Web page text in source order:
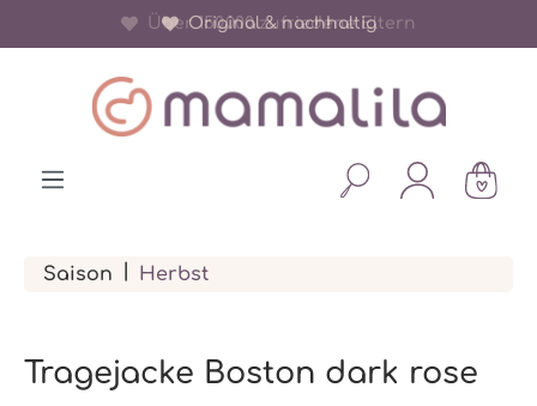
springen Original & nachhaltig
Über 150.000 zufriedene Eltern
Saison Herbst
Tragejacke Boston dark rose